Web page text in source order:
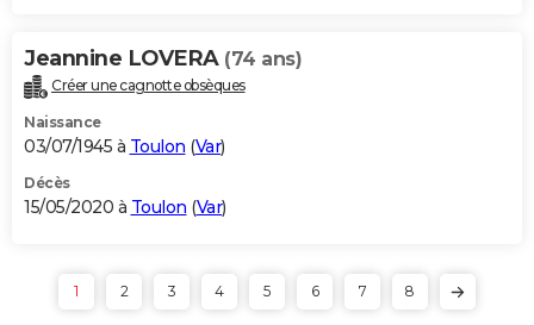
Jeannine LOVERA (74 ans)
Créer une cagnotte obsèques
Naissance
03/07/1945 à Toulon (Var)
Décès
15/05/2020 à Toulon (Var)
1 2 3 4 5 6 7 8